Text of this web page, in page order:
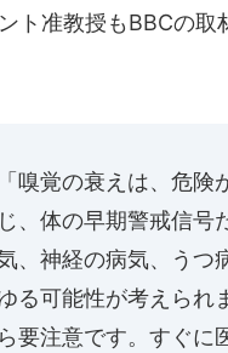
ト准教授もBBCの取
「嗅覚の衰えは、危
じ、体の早期警戒信号
、神経の病気、うつ
る可能性が考えられ
ら要注意です。すぐに